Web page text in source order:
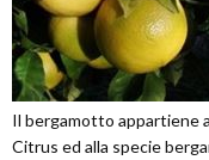
Il bergamotto appartiene
Citrus ed alla specie